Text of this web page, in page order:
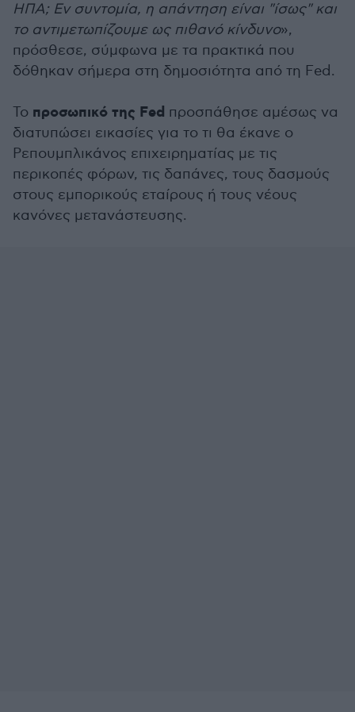
ΗΠΑ; Εν συντομία, η απάντηση είναι "ίσως" και
το αντιμετωπίζουμε ως πιθανό κίνδυνο»,
πρόσθεσε, σύμφωνα με τα πρακτικά που
δόθηκαν σήμερα στη δημοσιότητα από τη Fed.
Το προσωπικό της Fed προσπάθησε αμέσως να
διατυπώσει εικασίες για το τι θα έκανε ο
Ρεπουμπλικάνος επιχειρηματίας με τις
περικοπές φόρων, τις δαπάνες, τους δασμούς
στους εμπορικούς εταίρους ή τους νέους
κανόνες μετανάστευσης.